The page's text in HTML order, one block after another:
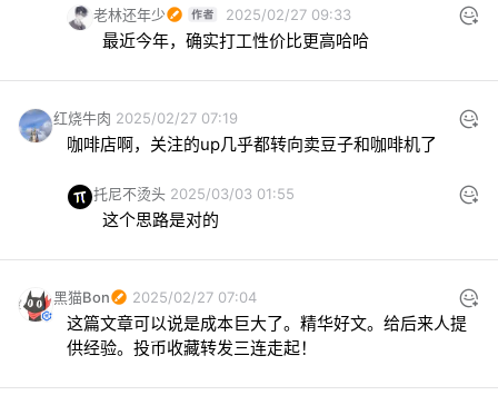
老林还年少 2025/02/27 09:33
最近今年，确实打工性价比更高哈哈
红烧牛肉 2025/02/27 07:19
咖啡店啊，关注的up几乎都转向卖豆子和咖啡机了
托尼不烫头 2025/03/03 01:55
这个思路是对的
黑猫Bon 2025/02/27 07:04
这篇文章可以说是成本巨大了。精华好文。给后来人提
供经验。投币收藏转发三连走起！